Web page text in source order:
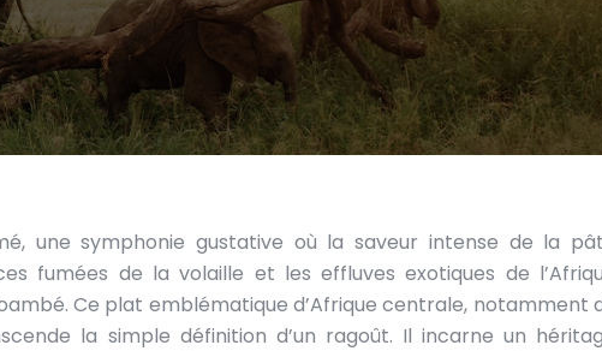
une symphonie gustative où la saveur intense de la
fumées de la volaille et les effluves exotiques de
Ce plat emblématique d’Afrique centrale, notamment
la simple définition d’un ragoût. Il incarne un